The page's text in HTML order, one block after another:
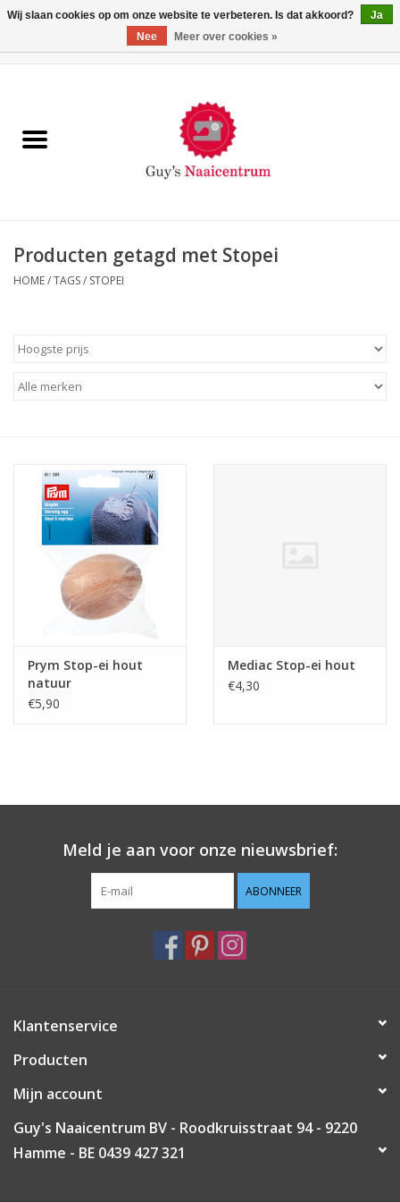
Machines
Paspoppen
Opbergsystemen
Stoffen
Breien en haken
Handwerk
Sale / Coupons
Producten getagd met Stopei
HOME/TAGS/ STOPEI
Prym Stop-ei hout
natuur
€5,90
Mediac Stop-ei hout
€4,30
Meld je aan voor onze nieuwsbrief:
ABONNEER
Klantenservice
Producten
Mijn account
Guy's Naaicentrum BV - Roodkruisstraat 94 - 9220
Hamme - BE 0439 427 321
Wij slaan cookies op om onze website te verbeteren. Is dat akkoord?
Ja
Nee
Meer over cookies »